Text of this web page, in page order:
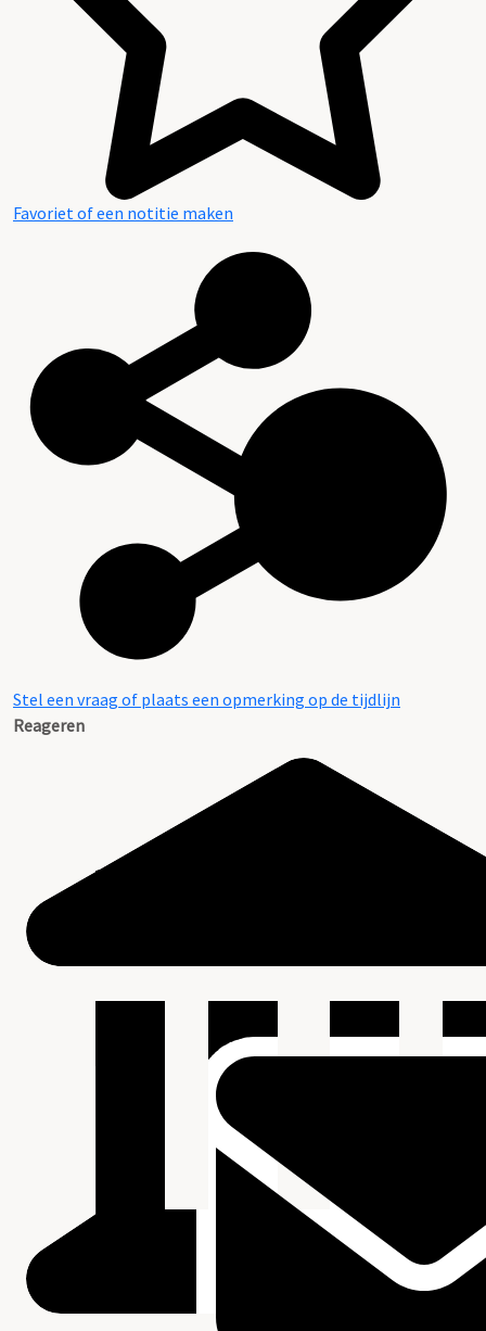
Favoriet of een notitie maken
Stel een vraag of plaats een opmerking op de tijdlijn
Reageren